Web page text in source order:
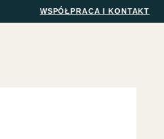
WSPÓŁPRACA I KONTAKT